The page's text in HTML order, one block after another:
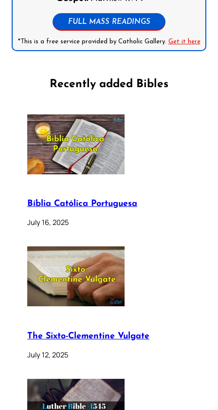
FULL MASS READINGS
*This is a free service provided by Catholic Gallery. Get it here
Recently added Bibles
Bíblia Católica Portuguesa
July 16, 2025
The Sixto-Clementine Vulgate
July 12, 2025